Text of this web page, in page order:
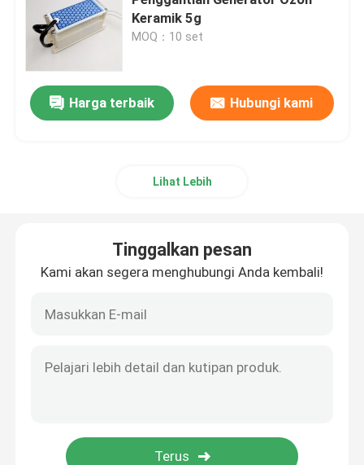
Pemicu Keramik
Pemicu silikon nitrida
Mesin Ozon Portabel
Keramik 5g
MOQ：10 set
Harga terbaik Hubungi kami
Lihat Lebih
Tinggalkan pesan
Kami akan segera menghubungi Anda kembali!